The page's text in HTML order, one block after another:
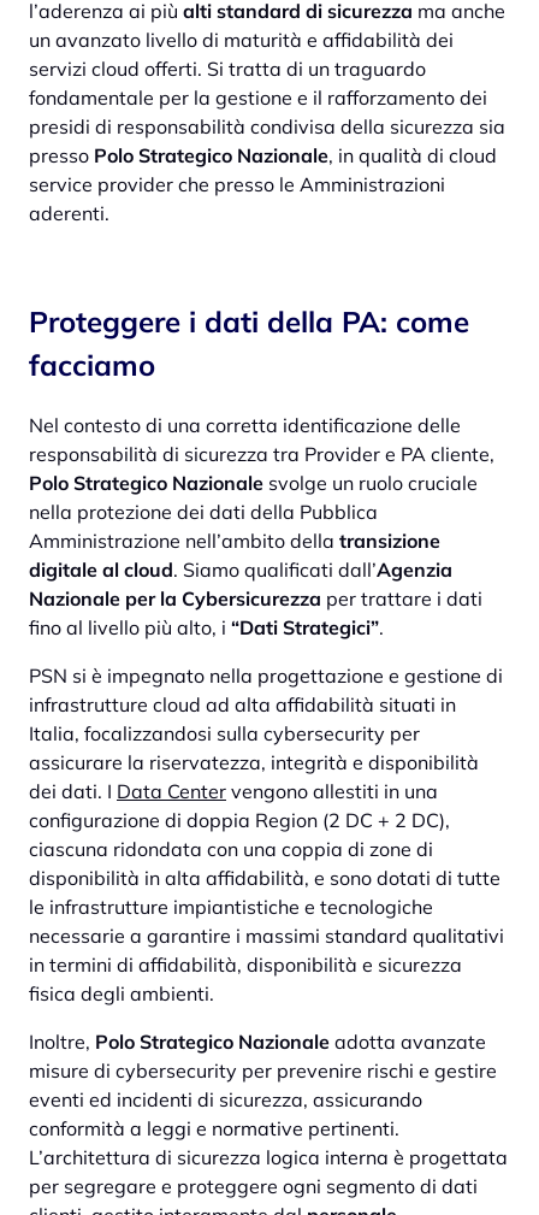
l’aderenza ai più alti standard di sicurezza ma anche
un avanzato livello di maturità e affidabilità dei
servizi cloud offerti. Si tratta di un traguardo
fondamentale per la gestione e il rafforzamento dei
presidi di responsabilità condivisa della sicurezza sia
presso Polo Strategico Nazionale, in qualità di cloud
service provider che presso le Amministrazioni
aderenti.
Proteggere i dati della PA: come
facciamo
Nel contesto di una corretta identificazione delle
responsabilità di sicurezza tra Provider e PA cliente,
Polo Strategico Nazionale svolge un ruolo cruciale
nella protezione dei dati della Pubblica
Amministrazione nell’ambito della transizione
digitale al cloud. Siamo qualificati dall’Agenzia
Nazionale per la Cybersicurezza per trattare i dati
fino al livello più alto, i “Dati Strategici”.
PSN si è impegnato nella progettazione e gestione di
infrastrutture cloud ad alta affidabilità situati in
Italia, focalizzandosi sulla cybersecurity per
assicurare la riservatezza, integrità e disponibilità
dei dati. I Data Center vengono allestiti in una
configurazione di doppia Region (2 DC + 2 DC),
ciascuna ridondata con una coppia di zone di
disponibilità in alta affidabilità, e sono dotati di tutte
le infrastrutture impiantistiche e tecnologiche
necessarie a garantire i massimi standard qualitativi
in termini di affidabilità, disponibilità e sicurezza
fisica degli ambienti.
Inoltre, Polo Strategico Nazionale adotta avanzate
misure di cybersecurity per prevenire rischi e gestire
eventi ed incidenti di sicurezza, assicurando
conformità a leggi e normative pertinenti.
L’architettura di sicurezza logica interna è progettata
per segregare e proteggere ogni segmento di dati